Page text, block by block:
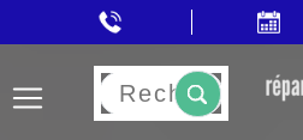
Rechercher